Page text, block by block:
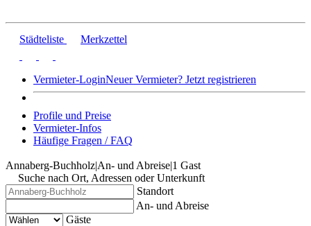
Städteliste Merkzettel
Vermieter-LoginNeuer Vermieter? Jetzt registrieren
Profile und Preise
Vermieter-Infos
Häufige Fragen / FAQ
Annaberg-Buchholz|An- und Abreise|1 Gast
Suche nach Ort, Adressen oder Unterkunft
Standort
An- und Abreise
Gäste